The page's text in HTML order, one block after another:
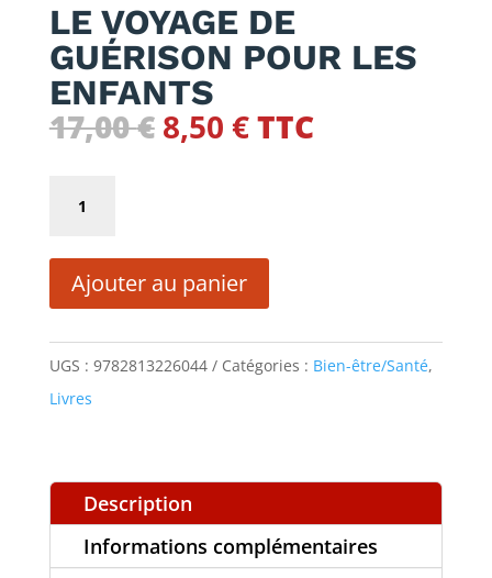
LE VOYAGE DE
GUÉRISON POUR LES
ENFANTS
17,00€ Le
17,00 €.
8,50 €Le
8,50 €.
TTC
LE
VOYAGE
GUÉRISON
POUR
Ajouter au panier
UGS : 9782813226044 Catégories : Bien-être/Santé,
Livres
Description
Informations complémentaires